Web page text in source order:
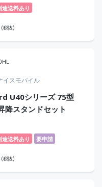
途送料あり
(税抜)
イスモバイル
U40シリーズ 75型
降スタンドセット
途送料あり 要申請
(税抜)